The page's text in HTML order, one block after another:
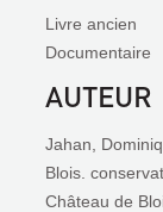
Livre ancien
Documentaire
AUTEUR
Jahan,
Blois.
Château de